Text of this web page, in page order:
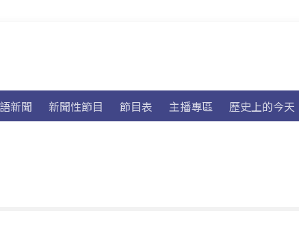
新聞 新聞性節目 節目表 主播專區 歷史上的今天